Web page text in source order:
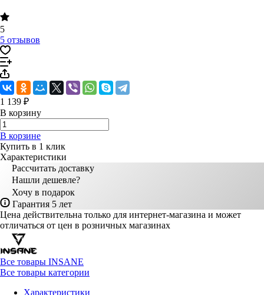
5
5 отзывов
1 139 ₽
В корзину
В корзине
Купить в 1 клик
Характеристики
Рассчитать доставку
Нашли дешевле?
Хочу в подарок
Гарантия 5 лет
Цена действительна только для интернет-магазина и может
отличаться от цен в розничных магазинах
Все товары INSANE
Все товары категории
Характеристики